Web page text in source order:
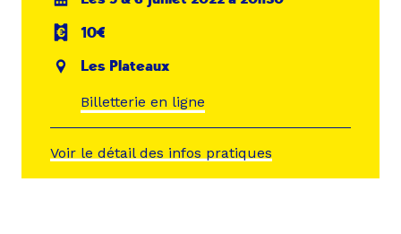
10€
Les Plateaux
Billetterie en ligne
Voir le détail des infos pratiques